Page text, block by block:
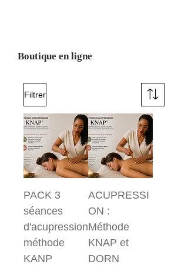
Boutique en ligne
Filtrer
PACK 3
séances
d'acupression
méthode
KANP
ACUPRESSI
ON :
Méthode
KNAP et
DORN